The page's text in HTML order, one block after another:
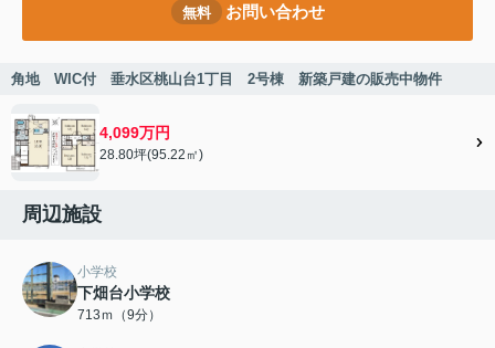
無料 お問い合わせ
角地 WIC付 垂水区桃山台1丁目 2号棟 新築戸建の販売中物件
4,099万円
28.80坪(95.22㎡)
周辺施設
小学校
下畑台小学校
713ｍ（9分）